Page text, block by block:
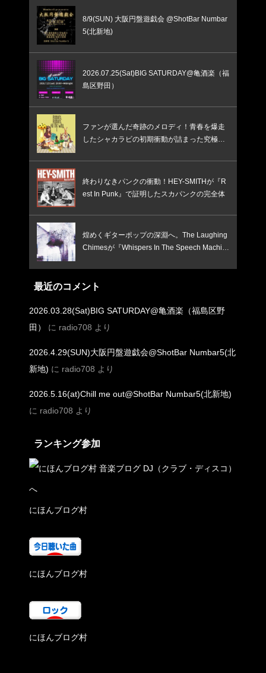
8/9(SUN) 大阪円盤遊戯会 @ShotBar Numbar
5(北新地)
2026.07.25(Sat)BIG SATURDAY@亀酒楽（福
島区野田）
ファンが選んだ奇跡のメロディ！青春を爆走
したシャカラビの初期衝動が詰まった究極の
終わりなきパンクの衝動！HEY-SMITHが『R
est In Punk』で証明したスカパンクの完全体
煌めくギターポップの深淵へ。The Laughing
Chimesが『Whispers In The Speech Machin
最近のコメント
2026.03.28(Sat)BIG SATURDAY@亀酒楽（福島区野
田）
に radio708 より
2026.4.29(SUN)大阪円盤遊戯会@ShotBar Numbar5(北
新地) に radio708 より
2026.5.16(at)Chill me out@ShotBar Numbar5(北新地)
に radio708 より
ランキング参加
にほんブログ村
にほんブログ村
にほんブログ村